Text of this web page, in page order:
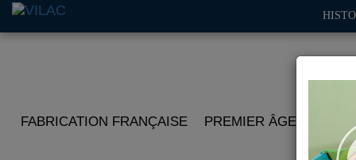
FABRICATION FRANÇAISE PREMIER ÂGE